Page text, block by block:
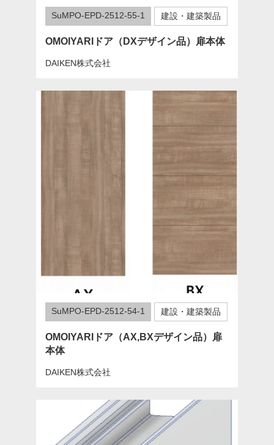
SuMPO-EPD-2512-55-1 建設・建築製品
OMOIYARIドア（DXデザイン品）扉本体
DAIKEN株式会社
SuMPO-EPD-2512-54-1 建設・建築製品
OMOIYARIドア（AX,BXデザイン品）扉
本体
DAIKEN株式会社